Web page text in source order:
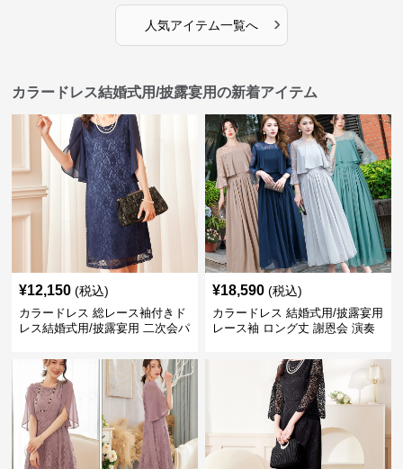
人気アイテム一覧へ ›
カラードレス結婚式用/披露宴用の新着アイテム
¥12,150 (税込)
カラードレス 総レース袖付きド
レス結婚式用/披露宴用 二次会パ
¥18,590 (税込)
カラードレス 結婚式用/披露宴用
レース袖 ロング丈 謝恩会 演奏